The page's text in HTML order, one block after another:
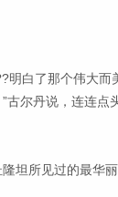
明白了那个伟大
古尔丹说，连连点
坦所见过的最华